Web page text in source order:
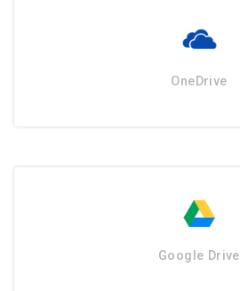
OneDrive
Google Drive